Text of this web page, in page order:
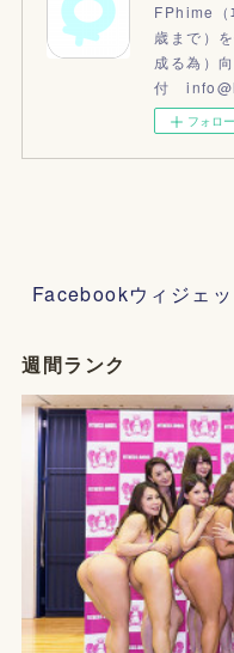
FPhime（
歳まで）
成る為）
付
フォロー
Facebookウィジェッ
週間ランク